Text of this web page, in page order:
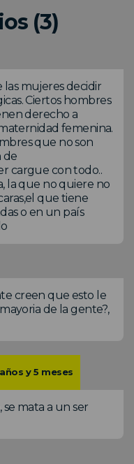
(3)
mujeres decidir
Ciertos hombres
derecho a
femenina.
que no son
de
cargue con todo..
la que no quiere no
que tiene
o en un país
creen que esto le
de la gente?,
y 5 meses
se mata a un ser